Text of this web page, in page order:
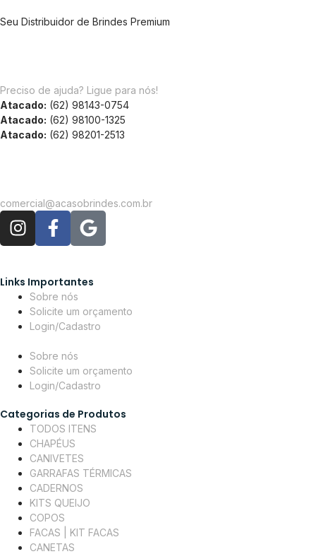
Seu Distribuidor de Brindes Premium
Preciso de ajuda? Ligue para nós!
Atacado: (62) 98143-0754
Atacado: (62) 98100-1325
Atacado: (62) 98201-2513
comercial@acasobrindes.com.br
Links Importantes
Sobre nós
Solicite um orçamento
Login/Cadastro
Sobre nós
Solicite um orçamento
Login/Cadastro
Categorias de Produtos
TODOS ITENS
CHAPÉUS
CANIVETES
GARRAFAS TÉRMICAS
CADERNOS
KITS QUEIJO
COPOS
FACAS | KIT FACAS
CANETAS